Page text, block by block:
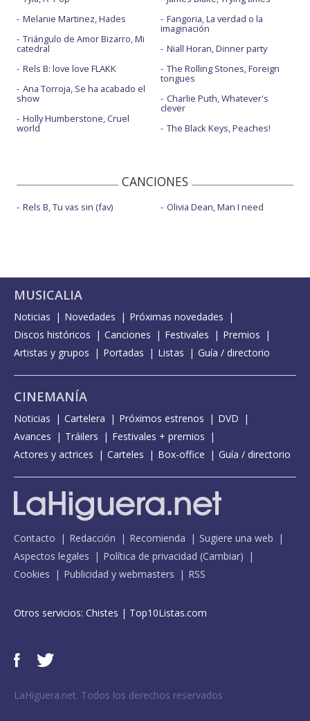
Melanie Martinez, Hades
Triángulo de Amor Bizarro, Mi
catedral
Rels B: love love FLAKK
Ana Torroja, Se ha acabado el
show
Holly Humberstone, Cruel
world
Fangoria, La verdad o la
imaginación
Niall Horan, Dinner party
The Rolling Stones, Foreign
tongues
Charlie Puth, Whatever's
clever
The Black Keys, Peaches!
CANCIONES
Rels B, Tu vas sin (fav) Olivia Dean, Man I need
MUSICALIA
Noticias Novedades
Próximas novedades
Discos históricos
Canciones Festivales
Premios
Artistas y grupos
Portadas Listas Guía / directorio
CINEMANÍA
Noticias Cartelera Próximos estrenos
DVD
Avances
Tráilers
Festivales + premios
Actores y actrices
Carteles Box-office Guía / directorio
Contacto Redacción Recomienda
Sugiere una web
Aspectos legales
Política de privacidad (Cambiar)
Cookies
Publicidad y webmasters RSS
Otros servicios: Chistes | Top10Listas.com
LaHiguera.net. Todos los derechos reservados